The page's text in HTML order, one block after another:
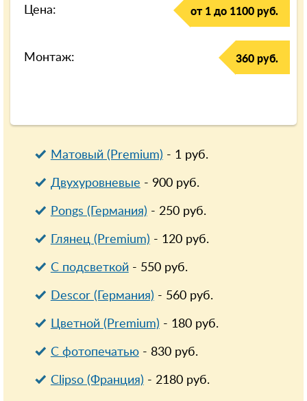
Цена: от 1 до 1100 руб.
Монтаж: 360 руб.
Матовый (Premium) - 1руб.
Двухуровневые - 900руб.
Pongs (Германия) - 250руб.
Глянец (Premium) - 120руб.
С подсветкой- 550руб.
Descor (Германия) - 560руб.
Цветной (Premium) - 180руб.
С фотопечатью- 830руб.
Clipso (Франция) - 2180руб.